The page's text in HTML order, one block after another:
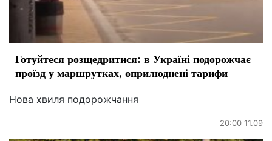
Готуйтеся розщедритися: в Україні подорожчає
проїзд у маршрутках, оприлюднені тарифи
Нова хвиля подорожчання
20:00 11.09